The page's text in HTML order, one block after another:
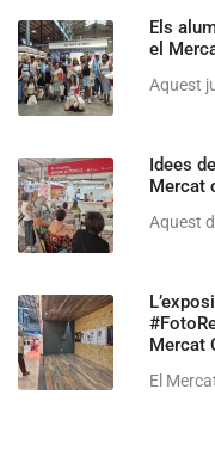
Els
el
Aquest
Idees
Mercat
Aquest
Mercat
El